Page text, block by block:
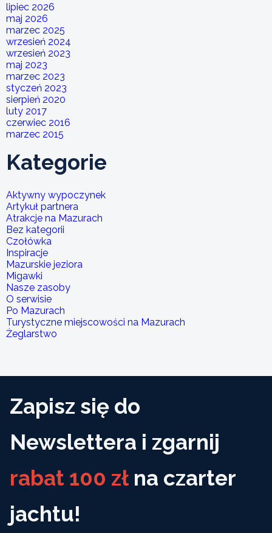
lipiec 2026
maj 2026
marzec 2025
wrzesień 2024
wrzesień 2023
maj 2023
marzec 2023
styczeń 2023
sierpień 2020
luty 2017
czerwiec 2016
marzec 2015
Kategorie
Aktywny wypoczynek
Artykuł partnera
Atrakcje na Mazurach
Bez kategorii
Czołówka
Inspiracje
Mazurskie jeziora
Migawki
Nasze zasoby
O serwisie
Po Mazurach
Turystyczne miejscowości na Mazurach
Żeglarstwo
Zapisz się do
Newslettera i zgarnij
rabat 100 zł na czarter
jachtu!